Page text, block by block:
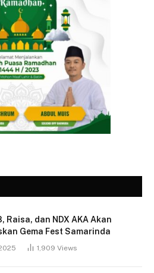
Raisa, dan NDX AKA Akan
Gema Fest Samarinda
1,909 Views